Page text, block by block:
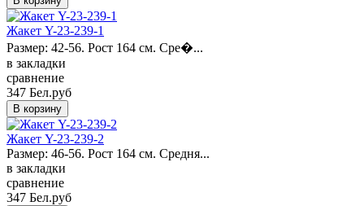
Жакет Y-23-239-1
Размер: 42-56. Рост 164 см. Сре�...
в закладки
сравнение
347 Бел.руб
Жакет Y-23-239-2
Размер: 46-56. Рост 164 см. Средня...
в закладки
сравнение
347 Бел.руб